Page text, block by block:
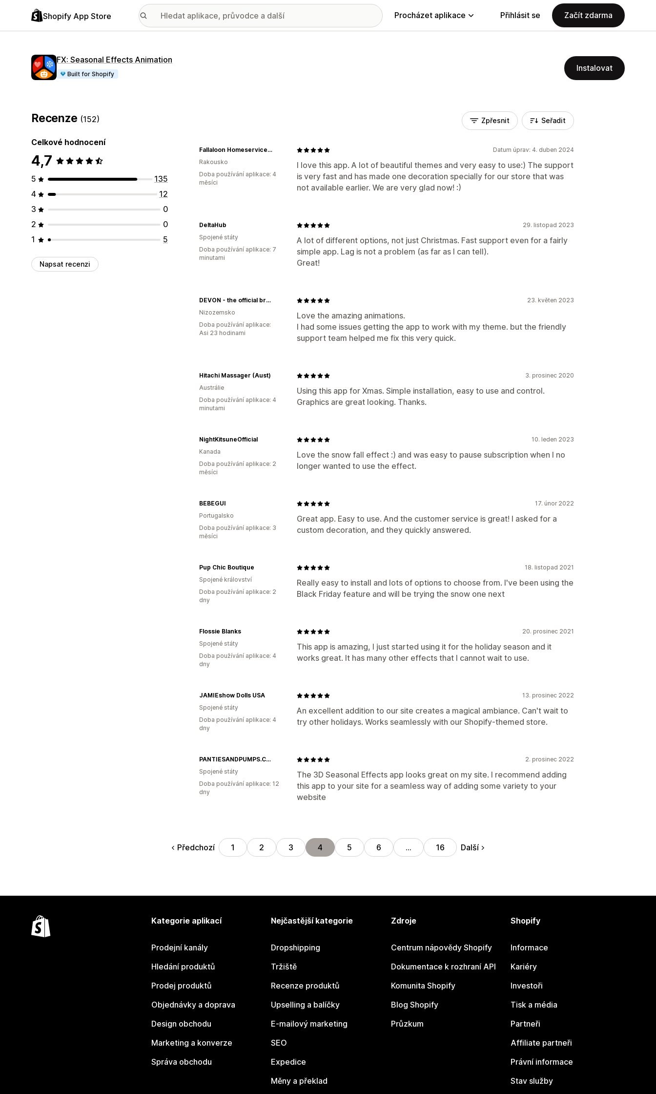
Shopify App Store Procházet aplikace Přihlásit se Začít zdarma
FX: Seasonal Effects Animation
Built for Shopify
Instalovat
Recenze (152)
Celkové hodnocení
4,7
5
135
4
12
3
0
2
0
1
5
Napsat recenzi
Zpřesnit Seřadit
Datum úprav: 4. duben 2024
I love this app. A lot of beautiful themes and very easy to use:) The support
is very fast and has made one decoration specially for our store that was
not available earlier. We are very glad now! :)
Fallaloon Homeservice KG
Rakousko
Doba používání aplikace: 4
měsíci
29. listopad 2023
A lot of different options, not just Christmas. Fast support even for a fairly
simple app. Lag is not a problem (as far as I can tell).
Great!
DeltaHub
Spojené státy
Doba používání aplikace: 7
minutami
23. květen 2023
Love the amazing animations.
I had some issues getting the app to work with my theme. but the friendly
support team helped me fix this very quick.
DEVON - the official brand
Nizozemsko
Doba používání aplikace:
Asi 23 hodinami
3. prosinec 2020
Using this app for Xmas. Simple installation, easy to use and control.
Graphics are great looking. Thanks.
Hitachi Massager (Aust)
Austrálie
Doba používání aplikace: 4
minutami
10. leden 2023
Love the snow fall effect :) and was easy to pause subscription when I no
longer wanted to use the effect.
NightKitsuneOfficial
Kanada
Doba používání aplikace: 2
měsíci
17. únor 2022
Great app. Easy to use. And the customer service is great! I asked for a
custom decoration, and they quickly answered.
BEBEGUI
Portugalsko
Doba používání aplikace: 3
měsíci
18. listopad 2021
Really easy to install and lots of options to choose from. I've been using the
Black Friday feature and will be trying the snow one next
Pup Chic Boutique
Spojené království
Doba používání aplikace: 2
dny
20. prosinec 2021
This app is amazing, I just started using it for the holiday season and it
works great. It has many other effects that I cannot wait to use.
Flossie Blanks
Spojené státy
Doba používání aplikace: 4
dny
13. prosinec 2022
An excellent addition to our site creates a magical ambiance. Can't wait to
try other holidays. Works seamlessly with our Shopify-themed store.
JAMIEshow Dolls USA
Spojené státy
Doba používání aplikace: 4
dny
2. prosinec 2022
The 3D Seasonal Effects app looks great on my site. I recommend adding
this app to your site for a seamless way of adding some variety to your
website
PANTIESANDPUMPS.COM
Spojené státy
Doba používání aplikace: 12
dny
Předchozí 1 2 3 4 5 6 … 16 Další
Kategorie aplikací
Prodejní kanály
Hledání produktů
Prodej produktů
Objednávky a doprava
Design obchodu
Marketing a konverze
Správa obchodu
Nejčastější kategorie
Dropshipping
Tržiště
Recenze produktů
Upselling a balíčky
E-mailový marketing
SEO
Expedice
Měny a překlad
Zdroje
Centrum nápovědy Shopify
Dokumentace k rozhraní API
Komunita Shopify
Blog Shopify
Průzkum
Shopify
Informace
Kariéry
Investoři
Tisk a média
Partneři
Affiliate partneři
Právní informace
Stav služby